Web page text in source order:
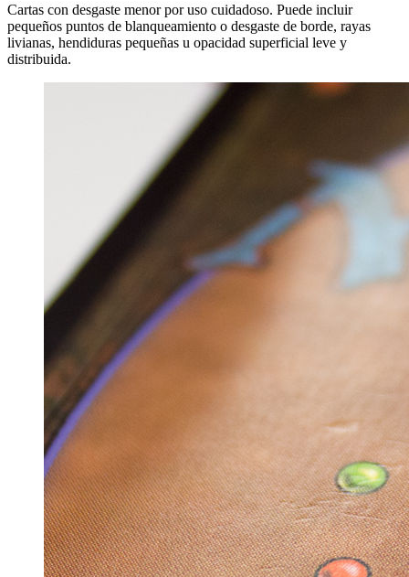
Cartas con desgaste menor por uso cuidadoso. Puede incluir
pequeños puntos de blanqueamiento o desgaste de borde, rayas
livianas, hendiduras pequeñas u opacidad superficial leve y
distribuida.